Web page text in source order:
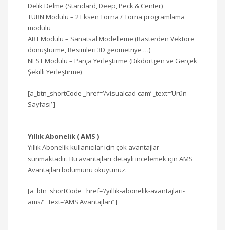
Delik Delme (Standard, Deep, Peck & Center)
TURN Modülü – 2 Eksen Torna / Torna programlama
modülü
ART Modülü – Sanatsal Modelleme (Rasterden Vektöre
dönüştürme, Resimleri 3D geometriye …)
NEST Modülü – Parça Yerleştirme (Dikdörtgen ve Gerçek
Şekilli Yerleştirme)
[a_btn_shortCode _href=’/visualcad-cam’ _text=’Ürün
Sayfası’ ]
Yıllık Abonelik ( AMS )
Yıllık Abonelik kullanıcılar için çok avantajlar
sunmaktadır. Bu avantajları detaylı incelemek için AMS
Avantajları bölümünü okuyunuz.
[a_btn_shortCode _href=’/yillik-abonelik-avantajlari-
ams/’ _text=’AMS Avantajları’ ]